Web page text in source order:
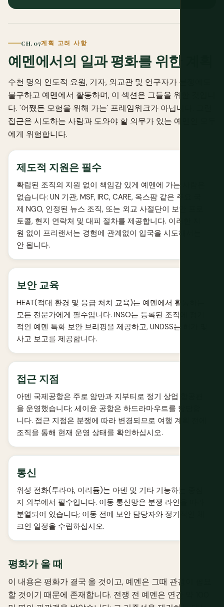
CH. 07계획 고려 사항
예멘에서의 일과 평화를 위한 계획
수천 명의 인도적 요원, 기자, 외교관 및 연구자가 분쟁에도
불구하고 예멘에서 활동하며, 이 섹션은 그들을 위한 것입니
다. '어쨌든 모험을 위해 가는' 프레임워크가 아닙니다. 그런
접근은 시도하는 사람과 도와야 할 의무가 있는 예멘인 모두
에게 위험합니다.
제도적 지원은 필수
확립된 조직의 지원 없이 책임감 있게 예멘에 가는 사람은
없습니다: UN 기관, MSF, IRC, CARE, 옥스팜 같은 주요 국
제 NGO, 인정된 뉴스 조직, 또는 외교 사절단이 보안 프로
토콜, 현지 연락처 및 대피 절차를 제공합니다. 이러한 지
원 없이 프리랜서는 경험에 관계없이 입국을 시도해서는
안 됩니다.
보안 교육
HEAT(적대 환경 및 응급 처치 교육)는 예멘에서 활동하는
모든 전문가에게 필수입니다. INSO는 등록된 조직에 정기
적인 예멘 특화 보안 브리핑을 제공하고, UNDSS는 허가 및
사고 보고를 제공합니다.
접근 지점
아덴 국제공항은 주로 암만과 지부티로 정기 상업 항공편
을 운영했습니다; 세이윤 공항은 하드라마우트를 담당합
니다. 접근 지점은 분쟁에 따라 변경되므로 여행 계획 전에
조직을 통해 현재 운영 상태를 확인하십시오.
통신
위성 전화(투라야, 이리듐)는 아덴 및 기타 기능하는 중심
지 외부에서 필수입니다. 이동 통신망은 분쟁 라인을 따라
분열되어 있습니다; 이동 전에 보안 담당자와 정기적인 체
크인 일정을 수립하십시오.
평화가 올 때
이 내용은 평화가 결국 올 것이고, 예멘은 그때 관광이 필요
할 것이기 때문에 존재합니다. 전쟁 전 예멘은 연간 약 100